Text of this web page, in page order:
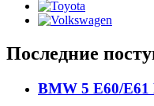
Последние
BMW 5 E60/